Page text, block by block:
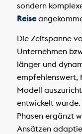
sondern
Reise
Die Zeitspanne
Unternehmen
länger und
empfehlenswert,
Modell
entwickelt
Phasen ergänzt
Ansätzen